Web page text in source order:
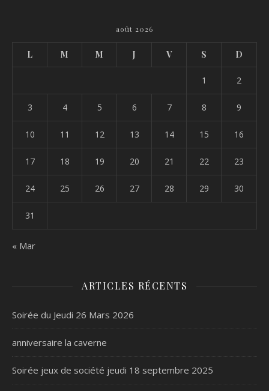
août 2026
L M M J V S D
1 2
3 4 5 6 7 8 9
10 11 12 13 14 15 16
17 18 19 20 21 22 23
24 25 26 27 28 29 30
31
« Mar
ARTICLES RÉCENTS
Soirée du Jeudi 26 Mars 2026
anniversaire la caverne
Soirée jeux de société jeudi 18 septembre 2025